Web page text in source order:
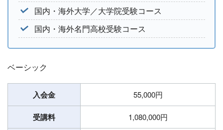
国内・海外大学／大学院受験コース
国内・海外名門高校受験コース
ベーシック
入会金 55,000円
受講料 1,080,000円